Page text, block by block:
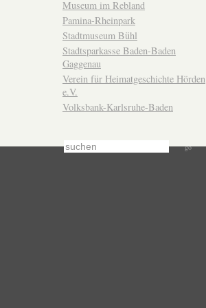
Museum im Rebland
Pamina-Rheinpark
Stadtmuseum Bühl
Stadtsparkasse Baden-Baden
Gaggenau
Verein für Heimatgeschichte Hörden
e.V.
Volksbank-Karlsruhe-Baden